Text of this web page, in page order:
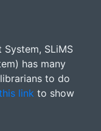
SLiMS
has many
to do
link to show